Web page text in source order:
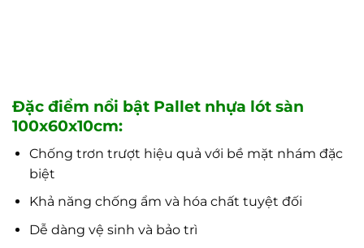
Đặc điểm nổi bật Pallet nhựa lót sàn
100x60x10cm:
Chống trơn trượt hiệu quả với bề mặt nhám đặc
biệt
Khả năng chống ẩm và hóa chất tuyệt đối
Dễ dàng vệ sinh và bảo trì